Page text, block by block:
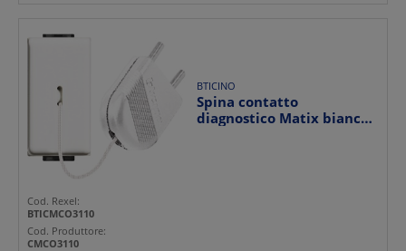
BTICINO
Spina contatto
diagnostico Matix bianca
Cod. Rexel:
BTICMCO3110
Cod. Produttore:
CMCO3110